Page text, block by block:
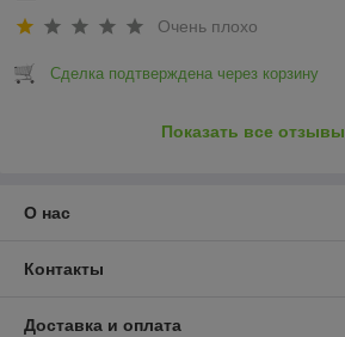
Очень плохо
Сделка подтверждена через корзину
Показать все отзывы
О нас
Контакты
Доставка и оплата